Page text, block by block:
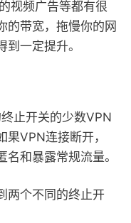
视频广告等都有很
的带宽，拖慢你的网
一定提升。
止开关的少数VPN
VPN连接断开，
和暴露常规流量。
两个不同的终止开